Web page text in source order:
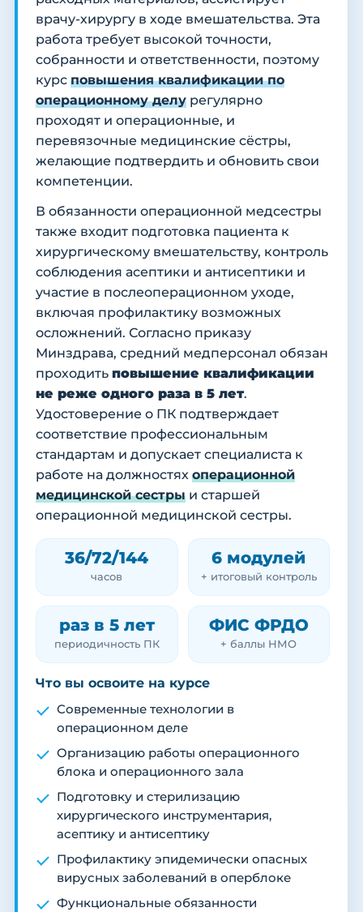
врачу-хирургу в ходе вмешательства. Эта
работа требует высокой точности,
собранности и ответственности, поэтому
курс повышения квалификации по
операционному делу регулярно
проходят и операционные, и
перевязочные медицинские сёстры,
желающие подтвердить и обновить свои
компетенции.
В обязанности операционной медсестры
также входит подготовка пациента к
хирургическому вмешательству, контроль
соблюдения асептики и антисептики и
участие в послеоперационном уходе,
включая профилактику возможных
осложнений. Согласно приказу
Минздрава, средний медперсонал обязан
проходить повышение квалификации
не реже одного раза в 5 лет.
Удостоверение о ПК подтверждает
соответствие профессиональным
стандартам и допускает специалиста к
работе на должностях операционной
медицинской сестры и старшей
операционной медицинской сестры.
36/72/144
часов
6 модулей
+ итоговый контроль
раз в 5 лет
периодичность ПК
ФИС ФРДО
+ баллы НМО
Что вы освоите на курсе
Современные технологии в
операционном деле
Организацию работы операционного
блока и операционного зала
Подготовку и стерилизацию
хирургического инструментария,
асептику и антисептику
Профилактику эпидемически опасных
вирусных заболеваний в оперблоке
Функциональные обязанности